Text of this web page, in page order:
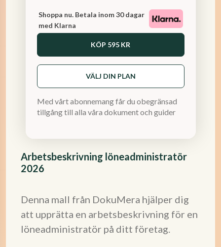
Arbetsbeskrivning löneadministratör
2026
Denna mall från DokuMera hjälper dig
att upprätta en arbetsbeskrivning för en
löneadministratör på ditt företag.
Shoppa nu. Betala inom 30 dagar
med Klarna
KÖP 595 KR
VÄLJ DIN PLAN
Med vårt abonnemang får du obegränsad
tillgång till alla våra dokument och guider